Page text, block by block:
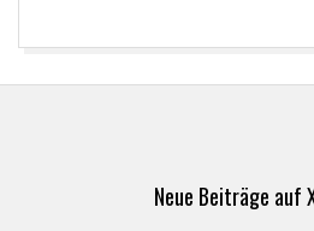
Neue Beiträge auf